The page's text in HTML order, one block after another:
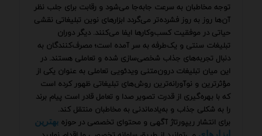
توجه مخاطبان به سرعت جابه‌جا می‌شود و رقابت برای جلب نظر
آن‌ها روز به روز فشرده‌تر می‌گردد ابزارهای نوین تبلیغاتی نقشی
حیاتی در موفقیت کسب‌وکارها ایفا می‌کنند. دیگر دوران
تبلیغات سنتی و یک‌طرفه به سر آمده است؛ مصرف‌کنندگان به
دنبال تجربه‌های جذاب شخصی‌سازی شده و تعاملی هستند. در
این میان تبلیغات درون‌متنی ویدئویی تعاملی به عنوان یکی از
مؤثرترین و نوآورانه‌ترین روش‌های تبلیغاتی ظهور کرده است
که با بهره‌گیری از قدرت تصویر صدا و تعامل قادر است پیام برند
را به شکلی جذاب و به‌یادماندنی به مخاطبان منتقل کند.
برای انتشار ریپورتاژ آگهی و محتوای تخصصی در حوزه بهترین
ابزارهای